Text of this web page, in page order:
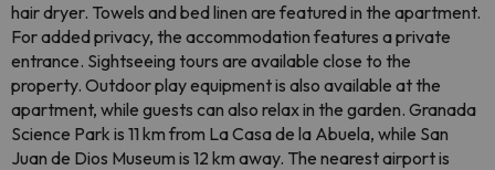
hair dryer. Towels and bed linen are featured in the apartment.
For added privacy, the accommodation features a private
entrance. Sightseeing tours are available close to the
property. Outdoor play equipment is also available at the
apartment, while guests can also relax in the garden. Granada
Science Park is 11 km from La Casa de la Abuela, while San
Juan de Dios Museum is 12 km away. The nearest airport is